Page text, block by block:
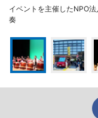
イベントを主催したNPO
奏